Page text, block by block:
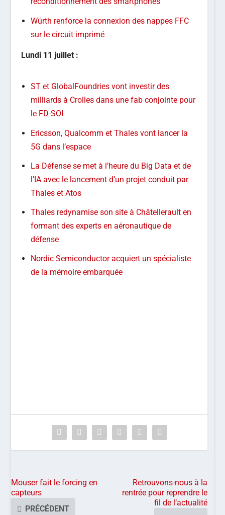
Würth renforce la connexion des nappes FFC
sur le circuit imprimé
Lundi 11 juillet :
ST et GlobalFoundries vont investir des
milliards à Crolles dans une fab conjointe pour
le FD-SOI
Ericsson, Qualcomm et Thales vont lancer la
5G dans l’espace
La Défense se met à l’heure du Big Data et de
l’IA avec le lancement d’un projet conduit par
Thales et Atos
Thales redynamise son site à Châtellerault en
formant des experts en aéronautique de
défense
Nordic Semiconductor acquiert un spécialiste
de la mémoire embarquée
Mouser fait le forcing en
capteurs
PRÉCÉDENT
Retrouvons-nous à la
rentrée pour reprendre le
fil de l’actualité